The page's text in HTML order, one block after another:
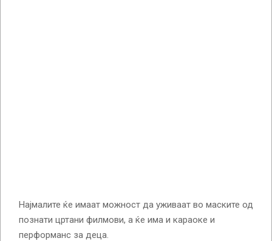
Најмалите ќе имаат можност да уживаат во маските од
познати цртани филмови, а ќе има и караоке и
перформанс за деца.